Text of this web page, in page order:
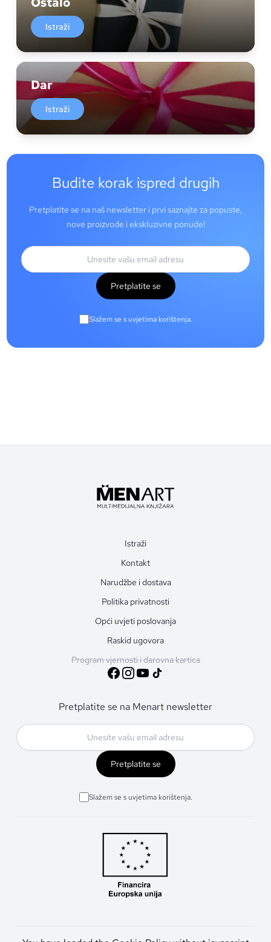
Istraži
Dar
Istraži
Budite korak ispred drugih
Pretplatite se na naš newsletter i prvi saznajte za popuste,
nove proizvode i ekskluzivne ponude!
Pretplatite se
Slažem se s uvjetima korištenja.
Istraži
Kontakt
Narudžbe i dostava
Politika privatnosti
Opći uvjeti poslovanja
Raskid ugovora
Program vjernosti i darovna kartica
Pretplatite se na Menart newsletter
Pretplatite se
Slažem se s uvjetima korištenja.